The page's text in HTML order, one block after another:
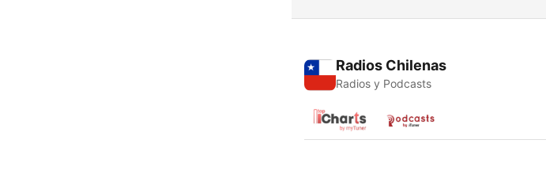
Radios Chilenas
Radios y Podcasts